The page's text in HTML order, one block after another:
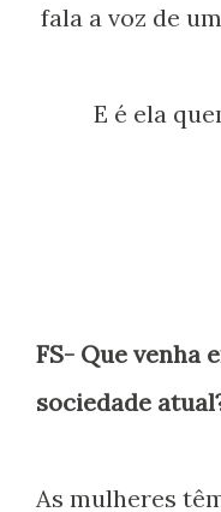
fala a voz de
E é ela
FS- Que venha
sociedade
As mulheres